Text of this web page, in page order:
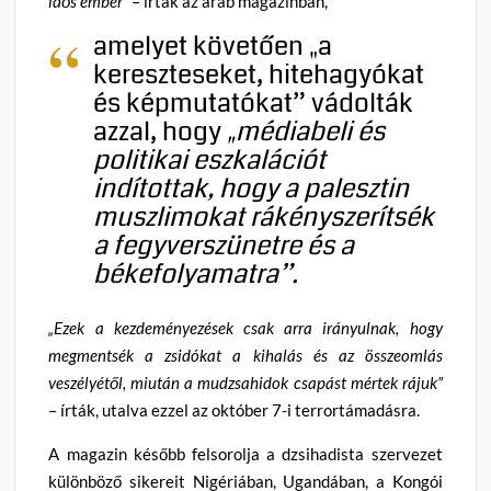
amelyet követően „a
kereszteseket, hitehagyókat
és képmutatókat” vádolták
azzal, hogy„médiabeli és
politikai eszkalációt
indítottak, hogy a palesztin
muszlimokat rákényszerítsék
a fegyverszünetre és a
békefolyamatra”.
„Ezek a kezdeményezések csak arra irányulnak, hogy
megmentsék a zsidókat a kihalás és az összeomlás
veszélyétől, miután a mudzsahidok csapást mértek rájuk”
– írták, utalva ezzel az október 7-i terrortámadásra.
A magazin később felsorolja a dzsihadista szervezet
különböző sikereit Nigériában, Ugandában, a Kongói